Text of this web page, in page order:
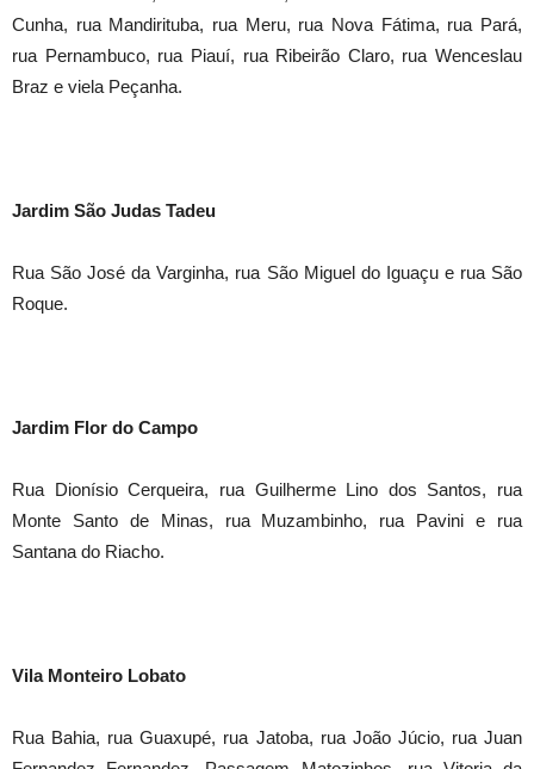
Cunha, rua Mandirituba, rua Meru, rua Nova Fátima, rua Pará,
rua Pernambuco, rua Piauí, rua Ribeirão Claro, rua Wenceslau
Braz e viela Peçanha.
Jardim São Judas Tadeu
Rua São José da Varginha, rua São Miguel do Iguaçu e rua São
Roque.
Jardim Flor do Campo
Rua Dionísio Cerqueira, rua Guilherme Lino dos Santos, rua
Monte Santo de Minas, rua Muzambinho, rua Pavini e rua
Santana do Riacho.
Vila Monteiro Lobato
Rua Bahia, rua Guaxupé, rua Jatoba, rua João Júcio, rua Juan